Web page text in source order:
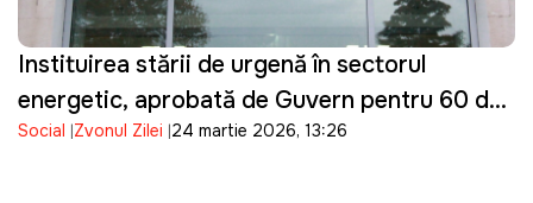
Instituirea stării de urgență în sectorul
energetic, aprobată de Guvern pentru 60 de
zile
Social Zvonul Zilei 24 martie 2026, 13:26